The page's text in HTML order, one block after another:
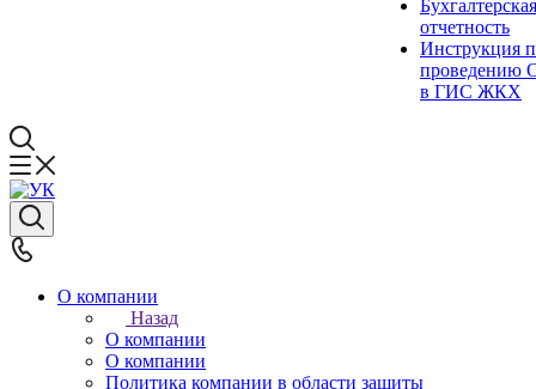
Бухгалтерская
отчетность
Инструкция
проведению
в ГИС ЖКХ
О компании
Назад
О компании
О компании
Политика компании в области защиты